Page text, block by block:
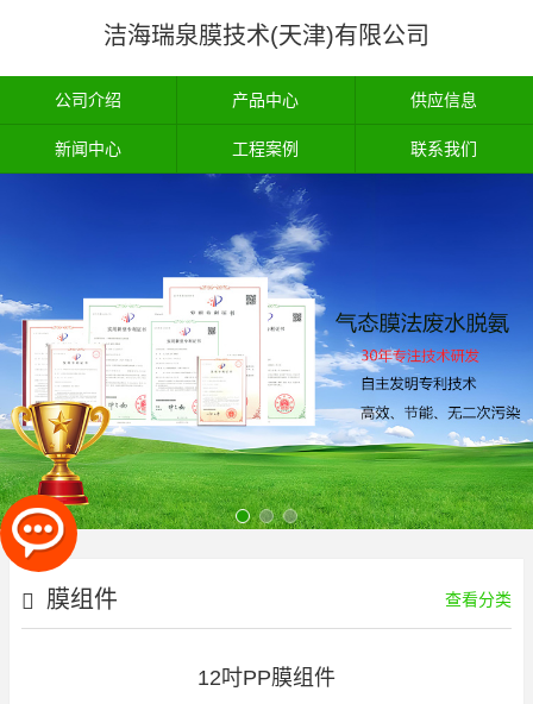
洁海瑞泉膜技术(天津)有限公司
公司介绍 产品中心 供应信息
新闻中心 工程案例 联系我们
膜组件 查看分类
12吋PP膜组件